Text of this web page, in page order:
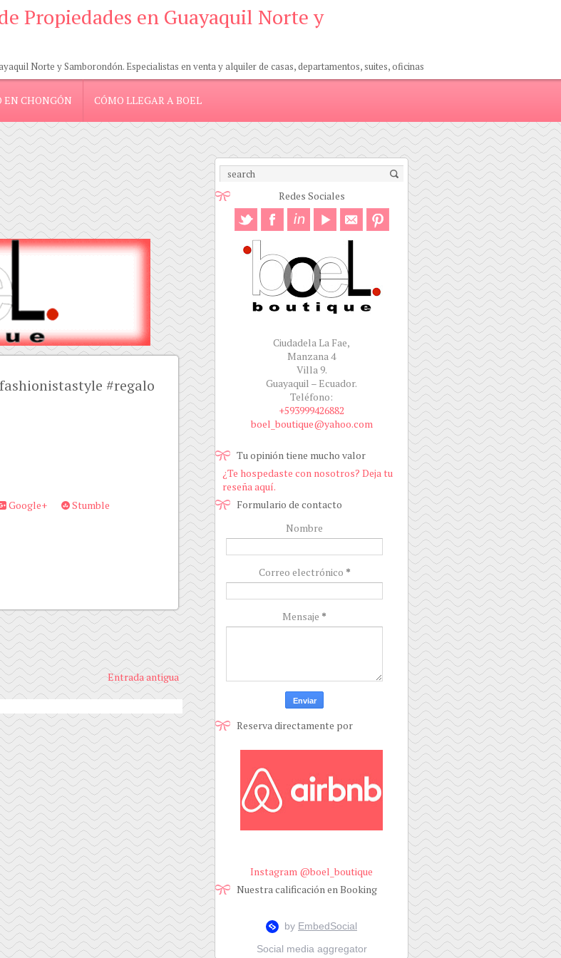
Propiedades en Guayaquil Norte y
Norte y Samborondón. Especialistas en venta y alquiler de casas, departamentos, suites, oficinas
EN CHONGÓN CÓMO LLEGAR A BOEL
#regalo
Google+
Stumble
Entrada antigua
Redes Sociales
Ciudadela La Fae,
Manzana 4
Villa 9.
Guayaquil – Ecuador.
Teléfono:
+593999426882
boel_boutique@yahoo.com
Tu opinión tiene mucho valor
¿Te hospedaste con nosotros? Deja tu
reseña aquí.
Formulario de contacto
Nombre
Correo electrónico *
Mensaje *
Reserva directamente por
Instagram @boel_boutique
Nuestra calificación en Booking
Social media aggregator